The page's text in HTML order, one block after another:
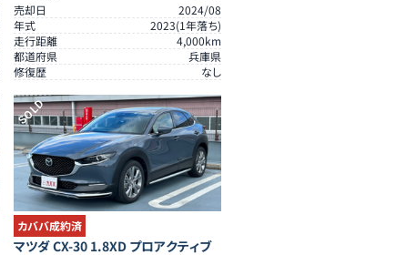
売却日
2024/08
年式
2023(1年落ち)
走行距離
4,000km
都道府県
兵庫県
修復歴
なし
SOLD
カババ成約済
マツダ CX-30 1.8XD プロアクティブ